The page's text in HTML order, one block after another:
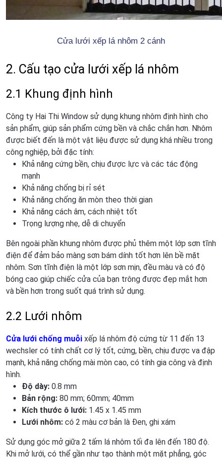
Cửa lưới xếp lá nhôm 2 cánh
2. Cấu tạo cửa lưới xếp lá nhôm
2.1 Khung định hình
Công ty Hai Thi Window sử dụng khung nhôm định hình cho
sản phẩm, giúp sản phẩm cứng bền và chắc chắn hơn. Nhôm
được biết đến là một vật liệu được sử dụng khá nhiều trong
công nghiệp, bởi đặc tính:
Khả năng cứng bền, chịu được lực và các tác động
mạnh
Khả năng chống bị rỉ sét
Khả năng chống ăn mòn theo thời gian
Khả năng cách âm, cách nhiệt tốt
Trọng lượng nhẹ, dễ di chuyển
Bên ngoài phần khung nhôm được phủ thêm một lớp sơn tĩnh
điện để đảm bảo màng sơn bám dính tốt hơn lên bề mặt
nhôm. Sơn tĩnh điện là một lớp sơn mịn, đều màu và có độ
bóng cao giúp chiếc cửa của bạn trông được đẹp mắt hơn
và bền hơn trong suốt quá trình sử dụng.
2.2 Lưới nhôm
Cửa lưới chống muỗi xếp lá nhôm độ cứng từ 11 đến 13
wechsler có tính chất cơ lý tốt, cứng, bền, chịu được va đập
mạnh, khả năng chống mài mòn cao, có tính gia công và định
hình.
Độ dày: 0.8 mm
Bản rộng: 80 mm; 60mm; 40mm
Kích thước ô lưới: 1.45 x 1.45 mm
Lưới nhôm: có 2 màu cơ bản là Đen, ghi xám
Sử dụng góc mở giữa 2 tấm lá nhôm tối đa lên đến 180 độ.
Khi mở lưới, có thể gần như tạo thành một mặt phẳng, góc